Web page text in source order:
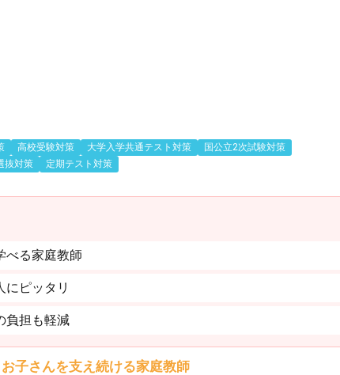
高校受験対策 大学入学共通テスト対策
国公立2次試験対策
抜対策 定期テスト対策
べる家庭教師
にピッタリ
負担も軽減
子さんを支え続ける家庭教師